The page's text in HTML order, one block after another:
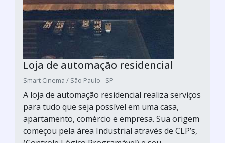
Loja de automação residencial
Smart Cinema / São Paulo - SP
A loja de automação residencial realiza serviços
para tudo que seja possível em uma casa,
apartamento, comércio e empresa. Sua origem
começou pela área Industrial através de CLP’s,